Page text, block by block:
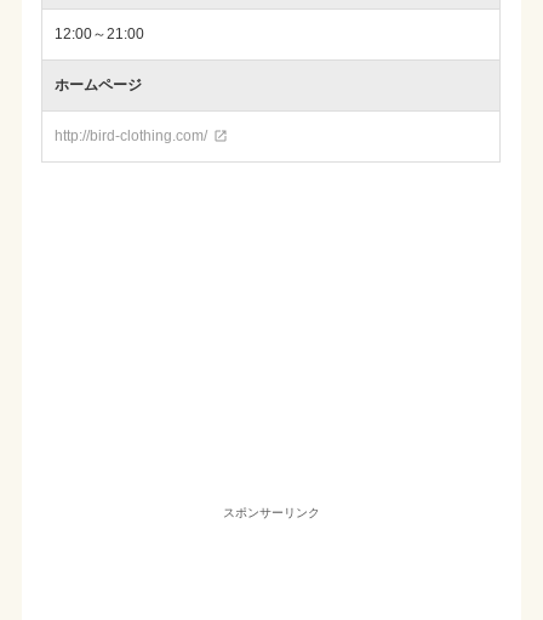
12:00～21:00
ホームページ
http://bird-clothing.com/ 
スポンサーリンク